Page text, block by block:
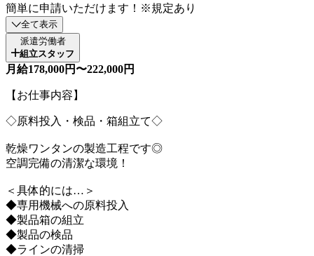
簡単に申請いただけます！※規定あり
全て表示
派遣労働者
組立スタッフ
月給178,000円〜222,000円
【お仕事内容】
◇原料投入・検品・箱組立て◇
乾燥ワンタンの製造工程です◎
空調完備の清潔な環境！
＜具体的には…＞
◆専用機械への原料投入
◆製品箱の組立
◆製品の検品
◆ラインの清掃